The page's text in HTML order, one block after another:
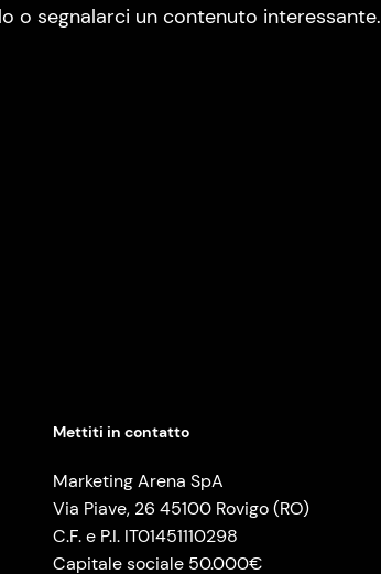
o segnalarci un contenuto interessante.
Mettiti in contatto
Marketing Arena SpA
Via Piave, 26 45100 Rovigo (RO)
C.F. e P.I. IT01451110298
Capitale sociale 50.000€